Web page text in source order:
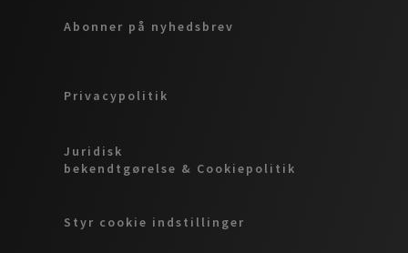
Abonner på nyhedsbrev
Privacypolitik
Juridisk
bekendtgørelse & Cookiepolitik
Styr cookie indstillinger